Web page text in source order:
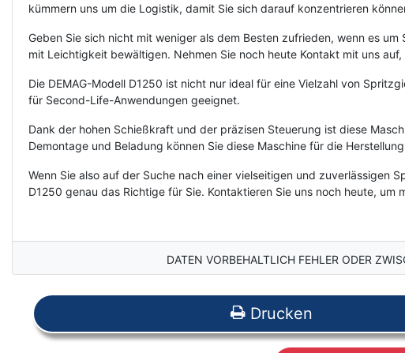
kümmern uns um die Logistik, damit Sie sich darauf konzentrieren
Geben Sie sich nicht mit weniger als dem Besten zufrieden, wenn es
mit Leichtigkeit bewältigen. Nehmen Sie noch heute Kontakt mit uns
Die DEMAG-Modell D1250 ist nicht nur ideal für eine Vielzahl von
für Second-Life-Anwendungen geeignet.
Dank der hohen Schießkraft und der präzisen Steuerung ist diese
Demontage und Beladung können Sie diese Maschine für die
Wenn Sie also auf der Suche nach einer vielseitigen und zuverlässigen
D1250 genau das Richtige für Sie. Kontaktieren Sie uns noch heute,
DATEN VORBEHALTLICH FEHLER ODER
Drucken